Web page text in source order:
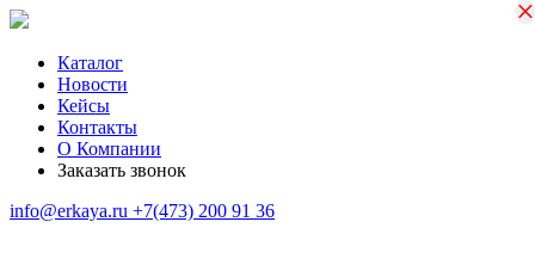
Каталог
Новости
Кейсы
Контакты
О Компании
Заказать звонок
info@erkaya.ru +7(473) 200 91 36
×
×